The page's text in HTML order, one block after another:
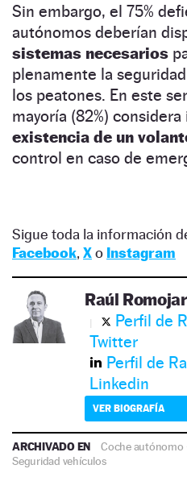
Sin embargo, el 75%
autónomos deberían
sistemas necesarios
plenamente la
los peatones. En este
mayoría (82%)
existencia de un
control en caso de
Sigue toda la información
Facebook, Xo Instagram
Raúl
Perfil de
Twitter
Perfil de
Linkedin
VER BIOGRAFÍA
ARCHIVADO EN Coche autónomo
Seguridad vehículos